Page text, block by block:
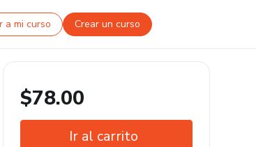
a mi curso Crear un curso
$78.00
Ir al carrito